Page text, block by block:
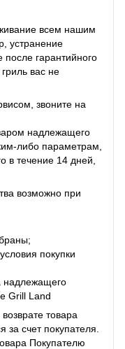
всем нашим
устранение
после гарантийного
вас не
звоните на
надлежащего
либо параметрам,
в течение 14 дней,
возможно при
покупки
надлежащего
Grill Land
товара
за счет покупателя.
Покупателю